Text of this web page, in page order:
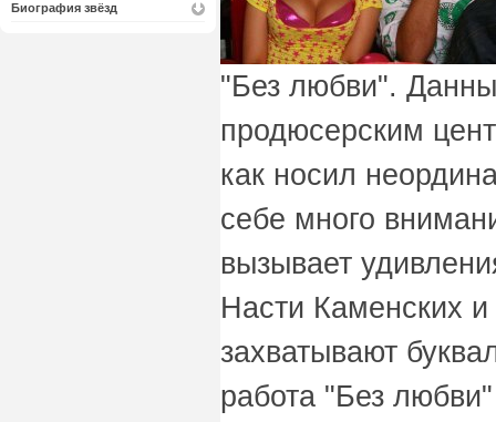
Биография звёзд
"Без любви".
продюсерским
как носил
себе много
вызывает
Насти Каменских
захватывают
работа "Без